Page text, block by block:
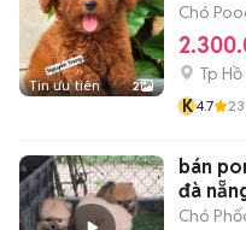
Tin ưu tiên 2
Chó
Tp
K4.7 23
bán
đà
Chó